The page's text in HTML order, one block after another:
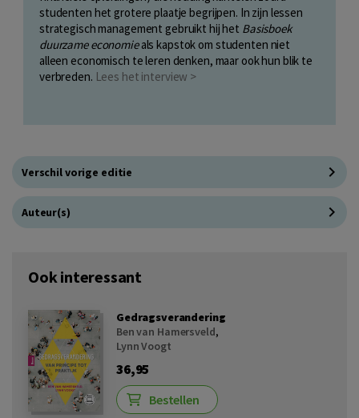
studenten het grotere plaatje begrijpen. In zijn lessen
strategisch management gebruikt hij het Basisboek
duurzame economieals kapstok om studenten niet
alleen economisch te leren denken, maar ook hun blik te
verbreden. Lees het interview >
Verschil vorige editie
Auteur(s)
Ook interessant
Gedragsverandering
Ben van Hamersveld,
Lynn Voogt
36,95
Bestellen